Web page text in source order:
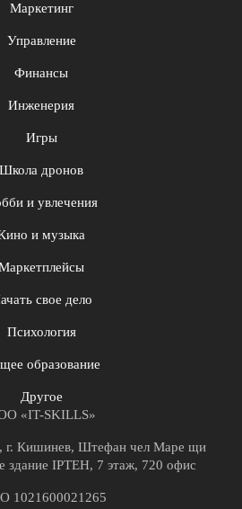
Маркетинг
Управление
Финансы
Инженерия
Игры
Школа дронов
и увлечения
и музыка
свое дело
Психология
образование
Другое
«IT-SKILLS»
г. Кишинев, Штефан чел Маре щи
IPTEH, 7 этаж, 720 офис
1021600021265